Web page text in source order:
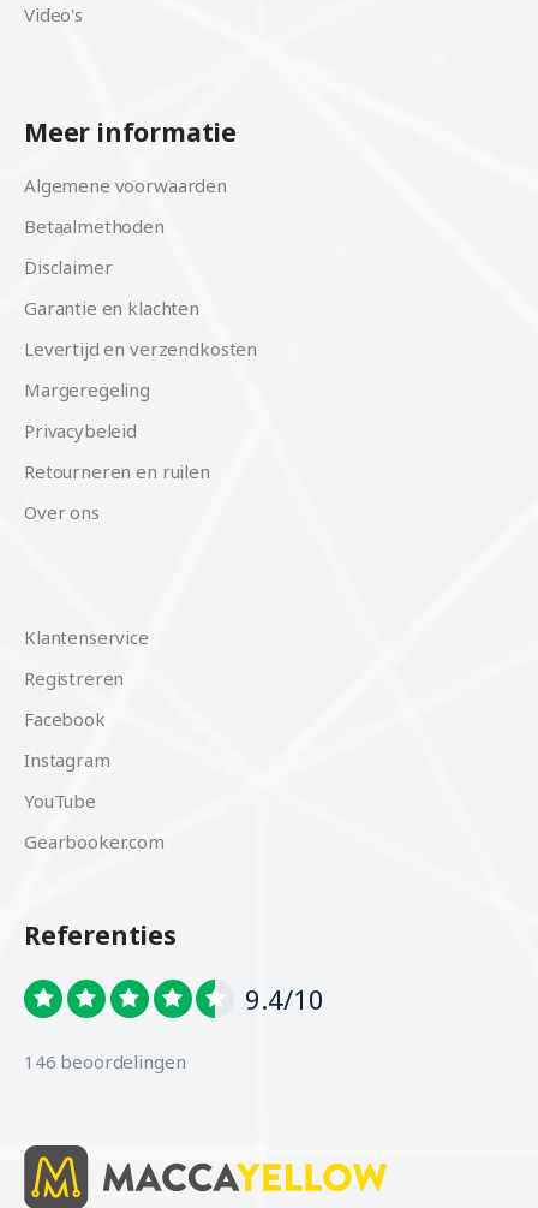
Video's
Meer informatie
Algemene voorwaarden
Betaalmethoden
Disclaimer
Garantie en klachten
Levertijd en verzendkosten
Margeregeling
Privacybeleid
Retourneren en ruilen
Over ons
Klantenservice
Registreren
Facebook
Instagram
YouTube
Gearbooker.com
Referenties
9.4/10
146 beoordelingen